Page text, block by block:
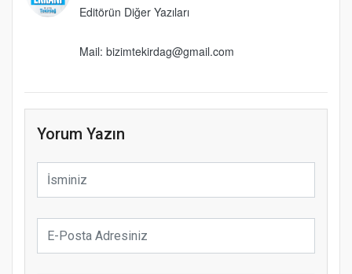
Editörün Diğer Yazıları
Mail: bizimtekirdag@gmail.com
Yorum Yazın